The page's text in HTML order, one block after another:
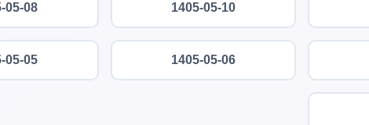
1405-05-10
05-08
1405-05-06
05-05